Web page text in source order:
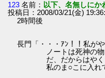
123 名前： 以下、名無しにか
投稿日：2008/03/21(金)
2時間後
長門「・・・ｱﾝ！！私がや
ノートは死神の物で
だ、だからはやくち
私のま○こに入れてく